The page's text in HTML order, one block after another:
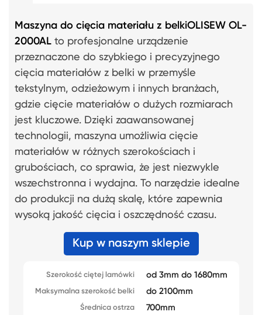
Maszyna do cięcia materiału z belkiOLISEW OL-
2000AL to profesjonalne urządzenie
przeznaczone do szybkiego i precyzyjnego
cięcia materiałów z belki w przemyśle
tekstylnym, odzieżowym i innych branżach,
gdzie cięcie materiałów o dużych rozmiarach
jest kluczowe. Dzięki zaawansowanej
technologii, maszyna umożliwia cięcie
materiałów w różnych szerokościach i
grubościach, co sprawia, że jest niezwykle
wszechstronna i wydajna. To narzędzie idealne
do produkcji na dużą skalę, które zapewnia
wysoką jakość cięcia i oszczędność czasu.
Kup w naszym sklepie
Szerokość ciętej lamówki od 3mm do 1680mm
Maksymalna szerokość belki do 2100mm
Średnica ostrza 700mm